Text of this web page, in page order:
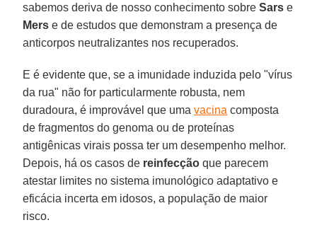
sabemos deriva de nosso conhecimento sobreSars e
Mers e de estudos que demonstram a presença de
anticorpos neutralizantes nos recuperados.
E é evidente que, se a imunidade induzida pelo "vírus
da rua" não for particularmente robusta, nem
duradoura, é improvável que umavacina composta
de fragmentos do genoma ou de proteínas
antigênicas virais possa ter um desempenho melhor.
Depois, há os casos de reinfecção que parecem
atestar limites no sistema imunológico adaptativo e
eficácia incerta em idosos, a população de maior
risco.